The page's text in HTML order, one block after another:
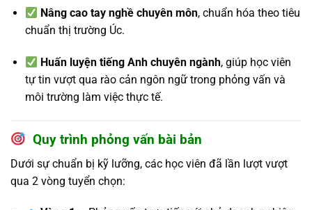
Nâng cao tay nghề chuyên môn, chuẩn hóa theo tiêu
chuẩn thị trường Úc.
Huấn luyện tiếng Anh chuyên ngành, giúp học viên
tự tin vượt qua rào cản ngôn ngữ trong phỏng vấn và
môi trường làm việc thực tế.
Quy trình phỏng vấn bài bản
Dưới sự chuẩn bị kỹ lưỡng, các học viên đã lần lượt vượt
qua 2 vòng tuyển chọn: